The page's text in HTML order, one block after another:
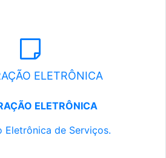
ELETRÔNICA
ELETRÔNICA
Eletrônica de Serviços.